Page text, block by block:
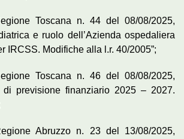
Toscana n. 44 del 08/08/2025,
e ruolo dell’Azienda ospedaliera
IRCSS. Modifiche alla l.r. 40/2005”;
Toscana n. 46 del 08/08/2025,
di previsione finanziario 2025 – 2027.
Abruzzo n. 23 del 13/08/2025,